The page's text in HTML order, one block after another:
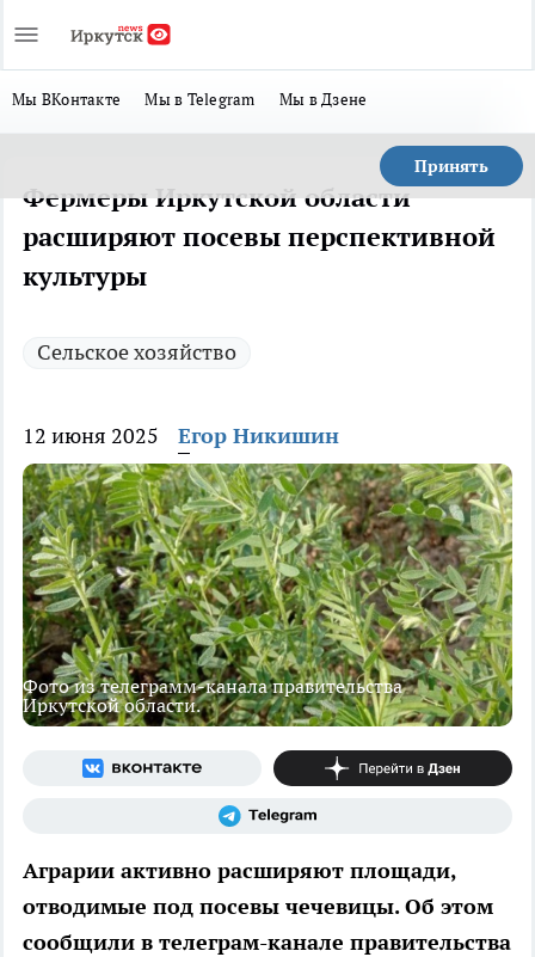
Мы ВКонтакте Мы в Telegram Мы в Дзене
Принять
Фермеры Иркутской области
расширяют посевы перспективной
культуры
Сельское хозяйство
12 июня 2025 Егор Никишин
Фото из телеграмм-канала правительства
Иркутской области.
Аграрии активно расширяют площади,
отводимые под посевы чечевицы. Об этом
сообщили в телеграм-канале правительства